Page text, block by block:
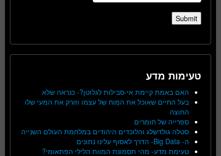
טעימות מדע
האם באמת קיימת אי-סבילות לגלוטן?- כנראה שלא
בעל החיים שאוכל את המוח של עצמו וזורק את המעי שלו
החוצה
ספרייה של חומרים
סטלה גולדשלג והלוכדים היהודים במלחמת העולם השנייה
ה- Big Data- הדרך לאסוף עלינו נתונים
טעימת מדע- מהי תסמונת המוות הלילי הפתאומי?